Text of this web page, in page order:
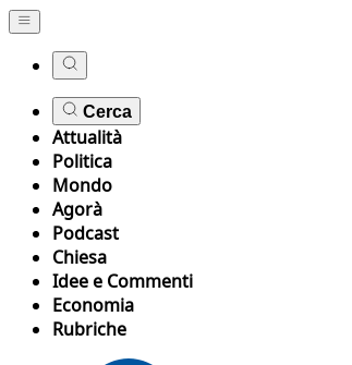
Cerca
Attualità
Politica
Mondo
Agorà
Podcast
Chiesa
Idee e Commenti
Economia
Rubriche